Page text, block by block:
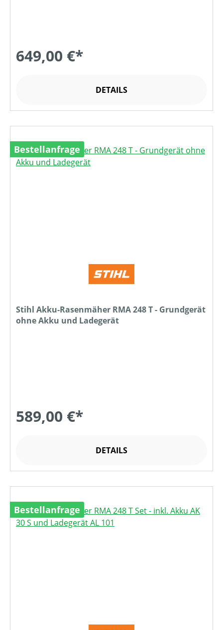
649,00 €*
DETAILS
Bestellanfrage
Stihl Akku-Rasenmäher RMA 248 T - Grundgerät
ohne Akku und Ladegerät
589,00 €*
DETAILS
Bestellanfrage